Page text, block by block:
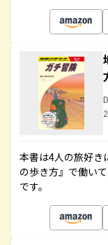
本書は4人の旅好き
の歩き方』で働い
です。